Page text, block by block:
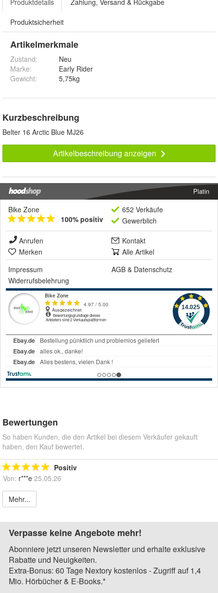
Produktsicherheit
Artikelmerkmale
Zustand:
Neu
Marke:
Early Rider
Gewicht: 5,75kg
Kurzbeschreibung
Belter 16 Arctic Blue MJ26
Artikelbeschreibung anzeigen
Platin
Bike Zone
100% positiv
652 Verkäufe
Gewerblich
Anrufen
Kontakt
Merken
Alle Artikel
Impressum
AGB & Datenschutz
Widerrufsbelehrung
Bewertungen
So haben Kunden, die den Artikel bei diesem Verkäufer gekauft
haben, den Kauf bewertet.
Positiv
Von: r***e 25.05.26
Mehr...
Verpasse keine Angebote mehr!
Abonniere jetzt unseren Newsletter und erhalte exklusive
Rabatte und Neuigkeiten.
Extra-Bonus: 60 Tage Nextory kostenlos - Zugriff auf 1,4
Mio. Hörbücher & E-Books.*